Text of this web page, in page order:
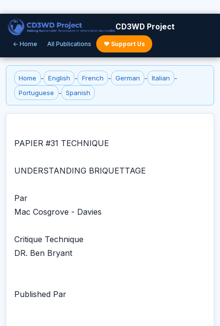
CD3WD Project
← Home All Publications ♥ Support Us
Home - English - French - German - Italian
-
Portuguese
- Spanish
PAPIER #31 TECHNIQUE
UNDERSTANDING BRIQUETTAGE
Par
Mac Cosgrove - Davies
Critique Technique
DR. Ben Bryant
Published Par